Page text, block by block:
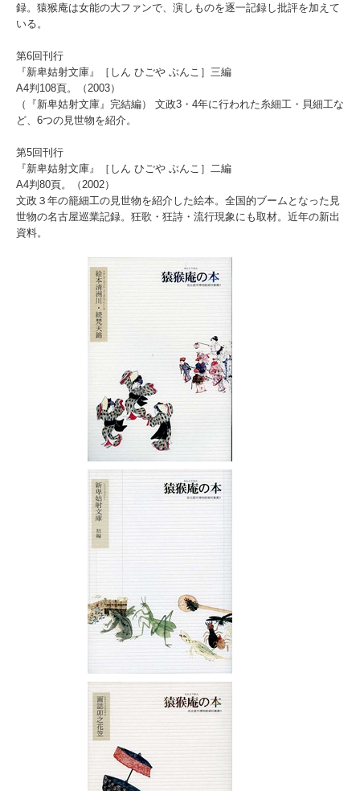
録。猿猴庵は女能の大ファンで、演しものを逐一記録し批評を加えて
いる。
第6回刊行
『新卑姑射文庫』［しん ひごや ぶんこ］三編
A4判108頁。（2003）
（『新卑姑射文庫』完結編） 文政3・4年に行われた糸細工・貝細工な
ど、6つの見世物を紹介。
第5回刊行
『新卑姑射文庫』［しん ひごや ぶんこ］二編
A4判80頁。（2002）
文政３年の籠細工の見世物を紹介した絵本。全国的ブームとなった見
世物の名古屋巡業記録。狂歌・狂詩・流行現象にも取材。近年の新出
資料。